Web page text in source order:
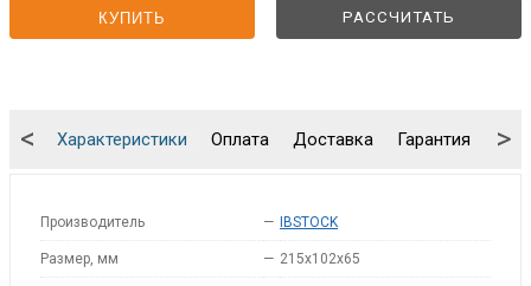
КУПИТЬ РАССЧИТАТЬ
Характеристики Оплата Доставка Гарантия
< >
Производитель — IBSTOCK
Размер, мм — 215x102x65